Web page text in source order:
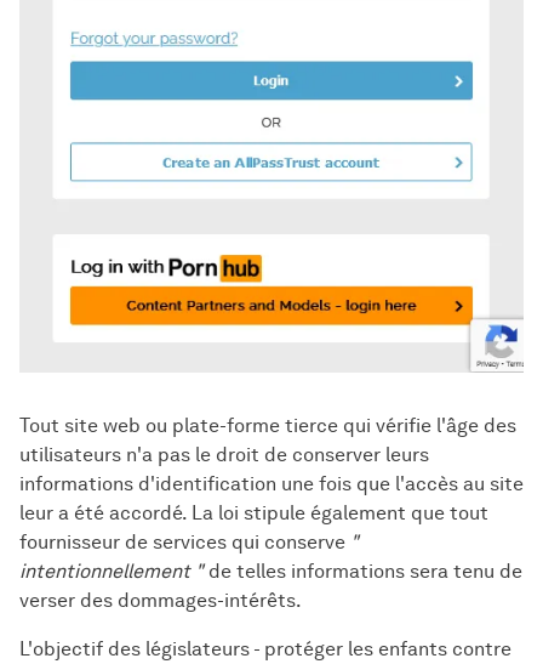
Tout site web ou plate-forme tierce qui vérifie l'âge des
utilisateurs n'a pas le droit de conserver leurs
informations d'identification une fois que l'accès au site
leur a été accordé. La loi stipule également que tout
fournisseur de services qui conserve "
intentionnellement "de telles informations sera tenu de
verser des dommages-intérêts.
L'objectif des législateurs - protéger les enfants contre